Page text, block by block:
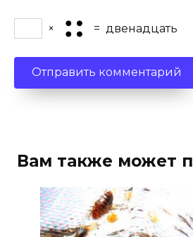
× = двенадцать
Вам также может